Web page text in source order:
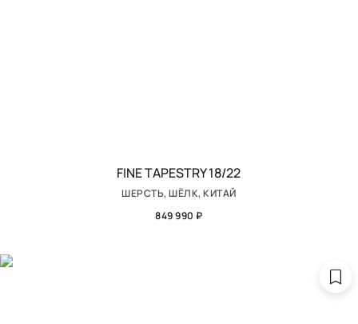
FINE TAPESTRY 18/22
ШЕРСТЬ, ШЁЛК, КИТАЙ
849 990 ₽